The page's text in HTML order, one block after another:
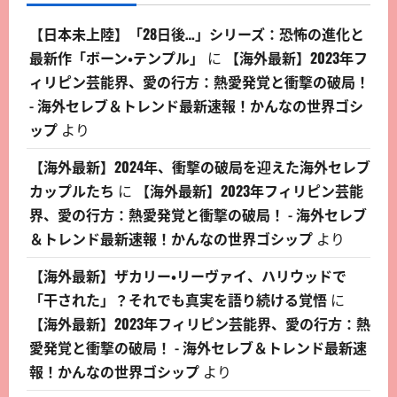
【日本未上陸】「28日後…」シリーズ：恐怖の進化と
最新作「ボーン・テンプル」
に
【海外最新】2023年フ
ィリピン芸能界、愛の行方：熱愛発覚と衝撃の破局！
- 海外セレブ＆トレンド最新速報！かんなの世界ゴシ
ップ より
【海外最新】2024年、衝撃の破局を迎えた海外セレブ
カップルたち に
【海外最新】2023年フィリピン芸能
界、愛の行方：熱愛発覚と衝撃の破局！ - 海外セレブ
＆トレンド最新速報！かんなの世界ゴシップ より
【海外最新】ザカリー・リーヴァイ、ハリウッドで
「干された」？それでも真実を語り続ける覚悟 に
【海外最新】2023年フィリピン芸能界、愛の行方：熱
愛発覚と衝撃の破局！ - 海外セレブ＆トレンド最新速
報！かんなの世界ゴシップ より